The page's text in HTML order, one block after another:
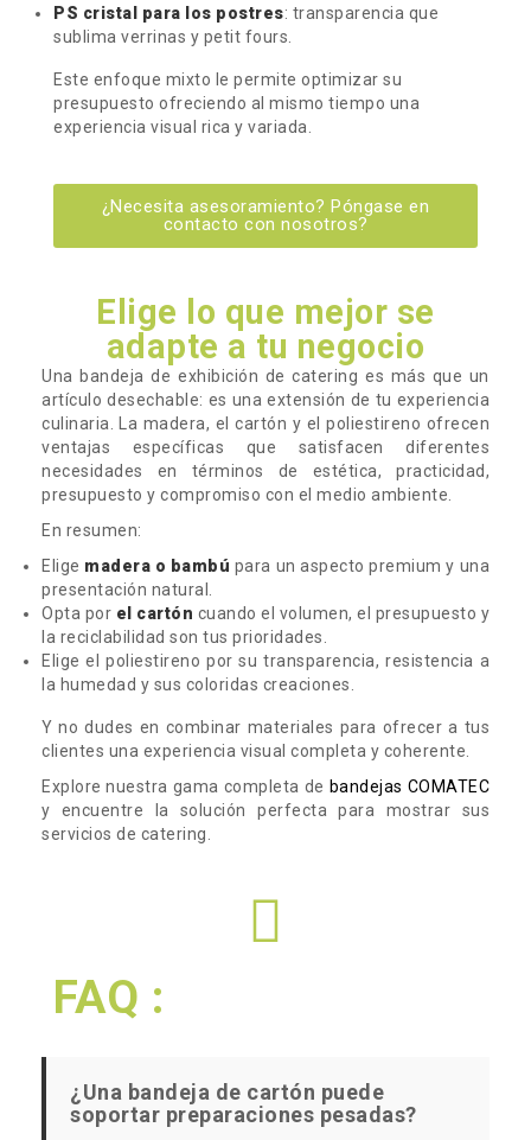
PS cristal para los postres: transparencia que
sublima verrinas y petit fours.
Este enfoque mixto le permite optimizar su
presupuesto ofreciendo al mismo tiempo una
experiencia visual rica y variada.
¿Necesita asesoramiento? Póngase en
contacto con nosotros?
Elige lo que mejor se
adapte a tu negocio
Una bandeja de exhibición de catering es más que un
artículo desechable: es una extensión de tu experiencia
culinaria. La madera, el cartón y el poliestireno ofrecen
ventajas específicas que satisfacen diferentes
necesidades en términos de estética, practicidad,
presupuesto y compromiso con el medio ambiente.
En resumen:
Elige madera o bambú para un aspecto premium y una
presentación natural.
Opta por el cartón cuando el volumen, el presupuesto y
la reciclabilidad son tus prioridades.
Elige el poliestireno por su transparencia, resistencia a
la humedad y sus coloridas creaciones.
Y no dudes en combinar materiales para ofrecer a tus
clientes una experiencia visual completa y coherente.
Explore nuestra gama completa de bandejas COMATEC
y encuentre la solución perfecta para mostrar sus
servicios de catering.
FAQ :
¿Una bandeja de cartón puede
soportar preparaciones pesadas?